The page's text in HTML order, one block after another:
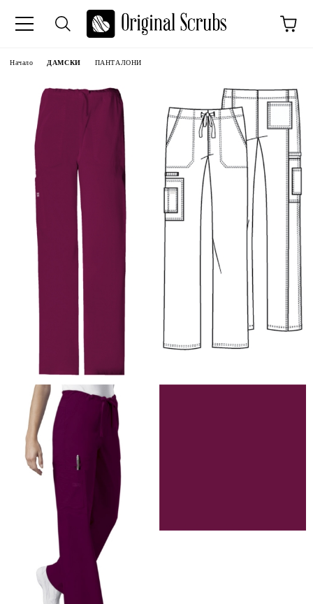
Начало ДАМСКИ ПАНТАЛОНИ